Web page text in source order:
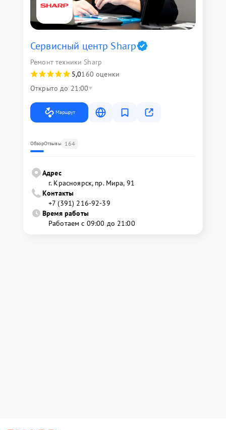
Сервисный центр Sharp
Ремонт техники Sharp
5,0160 оценки
Открыто до 21:00
Маршрут
ОбзорОтзывы 164
Адрес
г. Красноярск, ​пр. Мира, 91
Контакты
+7 (391) 216-92-39
Время работы
Работаем с 09:00 до 21:00